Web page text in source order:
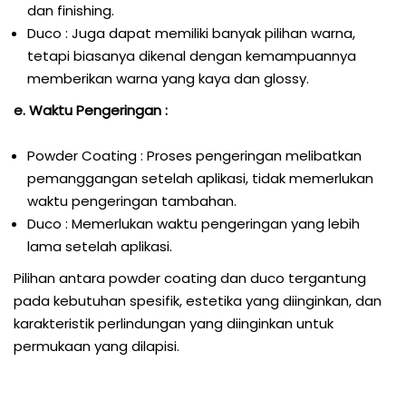
dan finishing.
Duco : Juga dapat memiliki banyak pilihan warna,
tetapi biasanya dikenal dengan kemampuannya
memberikan warna yang kaya dan glossy.
e. Waktu Pengeringan :
Powder Coating : Proses pengeringan melibatkan
pemanggangan setelah aplikasi, tidak memerlukan
waktu pengeringan tambahan.
Duco : Memerlukan waktu pengeringan yang lebih
lama setelah aplikasi.
Pilihan antara powder coating dan duco tergantung
pada kebutuhan spesifik, estetika yang diinginkan, dan
karakteristik perlindungan yang diinginkan untuk
permukaan yang dilapisi.